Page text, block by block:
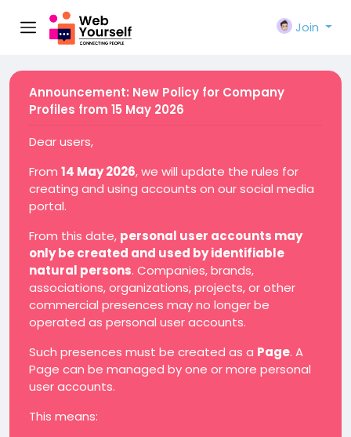
Join
Announcement: New Policy for Company
Profiles from 15 May 2026
Dear users,
From 14 May 2026, we will update the rules for
creating and using accounts on our social media
portal.
From this date, personal user accounts may
only be created and used by identifiable
natural persons. Companies, brands,
associations, organizations, projects, or other
commercial presences may no longer be
operated as personal user accounts.
Such presences must be created as a Page. A
Page can be managed by one or more personal
user accounts.
This means: